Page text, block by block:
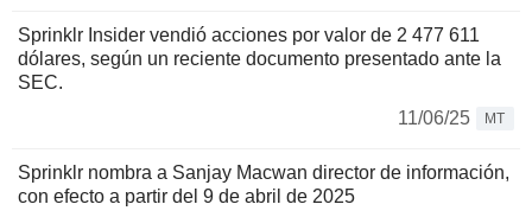
Sprinklr Insider vendió acciones por valor de 2 477 611
dólares, según un reciente documento presentado ante la
SEC.
11/06/25
MT
Sprinklr nombra a Sanjay Macwan director de información,
con efecto a partir del 9 de abril de 2025